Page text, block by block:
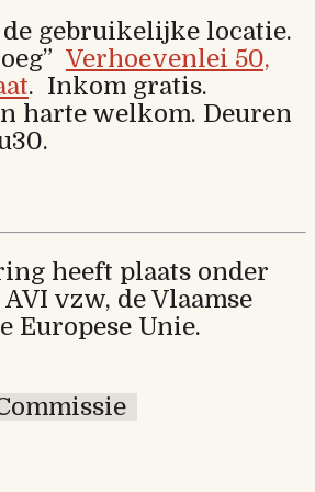
gebruikelijke locatie.
Verhoevenlei 50,
. Inkom gratis.
harte welkom. Deuren
heeft plaats onder
vzw, de Vlaamse
Europese Unie.